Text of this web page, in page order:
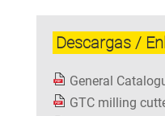
Descargas /
General
GTC milling